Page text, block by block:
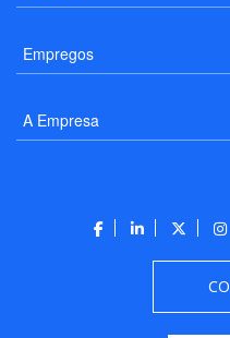
Empregos
A Empresa